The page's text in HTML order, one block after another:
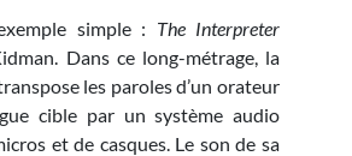
simple : The Interpreter
Dans ce long-métrage, la
les paroles d’un orateur
cible par un système audio
et de casques. Le son de sa